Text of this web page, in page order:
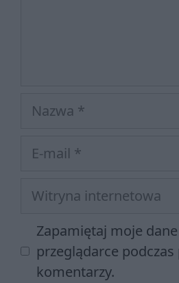
Nazwa
Witryna
internetowa
Zapamiętaj moje
przeglądarce
komentarzy.